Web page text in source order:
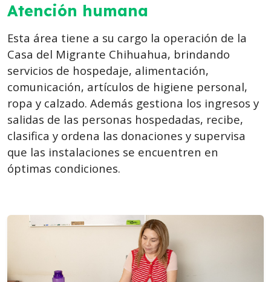
Atención humana
Esta área tiene a su cargo la operación de la
Casa del Migrante Chihuahua, brindando
servicios de hospedaje, alimentación,
comunicación, artículos de higiene personal,
ropa y calzado. Además gestiona los ingresos y
salidas de las personas hospedadas, recibe,
clasifica y ordena las donaciones y supervisa
que las instalaciones se encuentren en
óptimas condiciones.